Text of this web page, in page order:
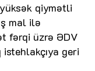
qiymətli
mal ilə
fərqi üzrə ƏDV
geri